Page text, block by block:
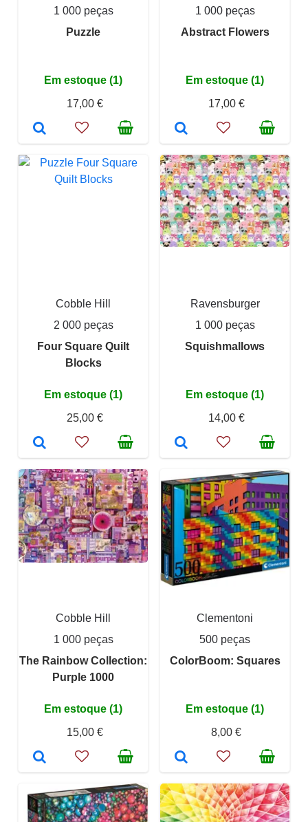
1 000 peças
Puzzle
Em estoque (1)
17,00 €
1 000 peças
Abstract Flowers
Em estoque (1)
17,00 €
Cobble Hill
2 000 peças
Four Square Quilt
Blocks
Em estoque (1)
25,00 €
Ravensburger
1 000 peças
Squishmallows
Em estoque (1)
14,00 €
Cobble Hill
1 000 peças
The Rainbow Collection:
Purple 1000
Em estoque (1)
15,00 €
Clementoni
500 peças
ColorBoom: Squares
Em estoque (1)
8,00 €